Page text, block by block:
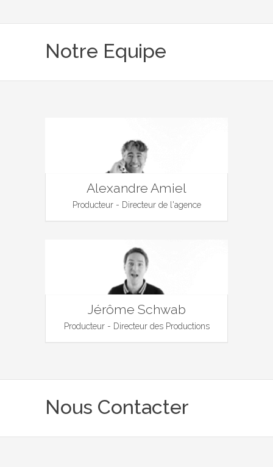
Notre Equipe
Alexandre Amiel
Producteur - Directeur de l'agence
Jérôme Schwab
Producteur - Directeur des Productions
Nous Contacter